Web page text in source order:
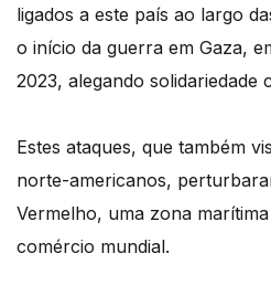
ligados a este país ao largo
o início da guerra em Gaza,
2023, alegando solidariedade
Estes ataques, que também
norte-americanos,
Vermelho, uma zona
comércio mundial.